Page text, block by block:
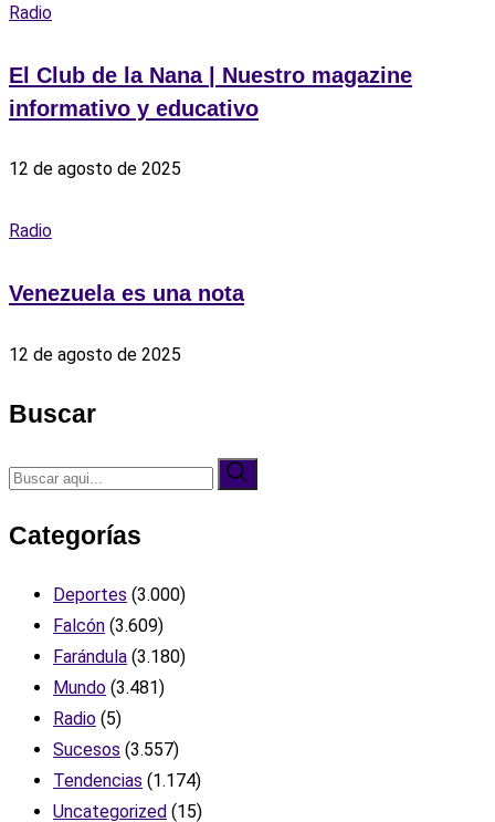
Radio
El Club de la Nana | Nuestro magazine
informativo y educativo
12 de agosto de 2025
Radio
Venezuela es una nota
12 de agosto de 2025
Buscar
Categorías
Deportes (3.000)
Falcón (3.609)
Farándula (3.180)
Mundo (3.481)
Radio (5)
Sucesos (3.557)
Tendencias (1.174)
Uncategorized (15)